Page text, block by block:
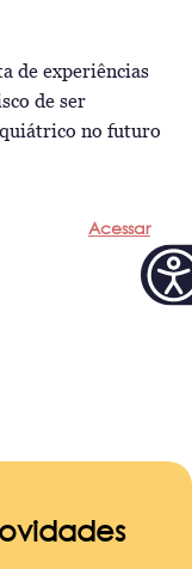
de experiências
de ser
no futuro
Acessar